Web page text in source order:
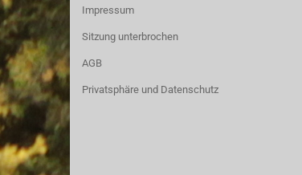
Impressum
Sitzung unterbrochen
AGB
Privatsphäre und Datenschutz